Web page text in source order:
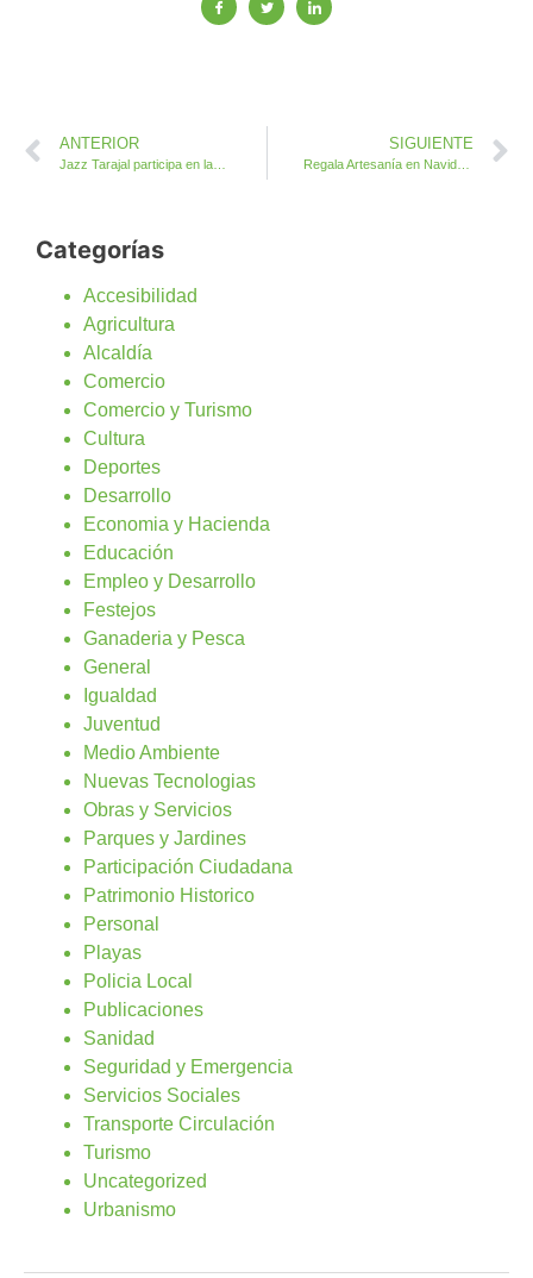
ANTERIOR SIGUIENTE
Regala Artesanía en Navidad en el III Encuentro y Venta de Artesanía Antigua 2023
Categorías
Accesibilidad
Agricultura
Alcaldía
Comercio
Comercio y Turismo
Cultura
Deportes
Desarrollo
Economia y Hacienda
Educación
Empleo y Desarrollo
Festejos
Ganaderia y Pesca
General
Igualdad
Juventud
Medio Ambiente
Nuevas Tecnologias
Obras y Servicios
Parques y Jardines
Participación Ciudadana
Patrimonio Historico
Personal
Playas
Policia Local
Publicaciones
Sanidad
Seguridad y Emergencia
Servicios Sociales
Transporte Circulación
Turismo
Uncategorized
Urbanismo